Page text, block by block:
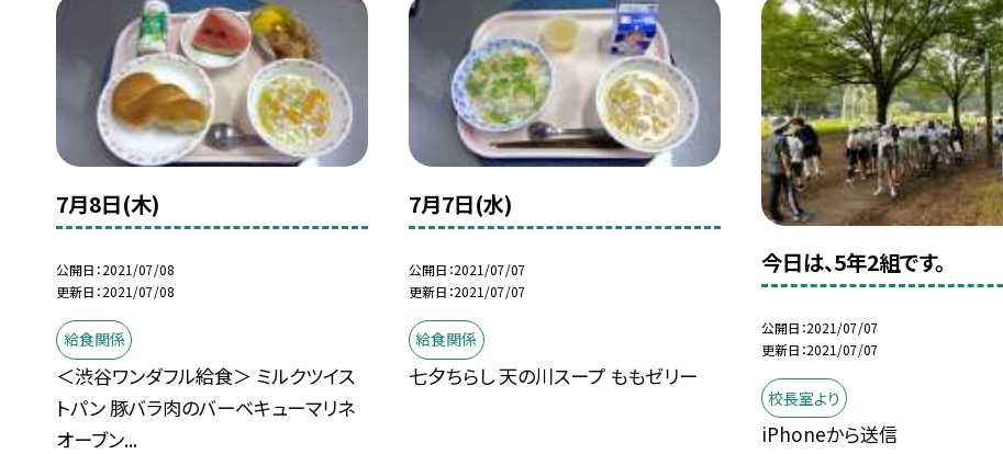
7月8日(木)
公開日 2021/07/08
更新日 2021/07/08
給食関係
＜渋谷ワンダフル給食＞ ミルクツイス
トパン 豚バラ肉のバーベキューマリネ
オーブン...
7月7日(水)
公開日 2021/07/07
更新日 2021/07/07
給食関係
七夕ちらし 天の川スープ ももゼリー
今日は、5年2組です。
公開日 2021/07/07
更新日 2021/07/07
校長室より
iPhoneから送信